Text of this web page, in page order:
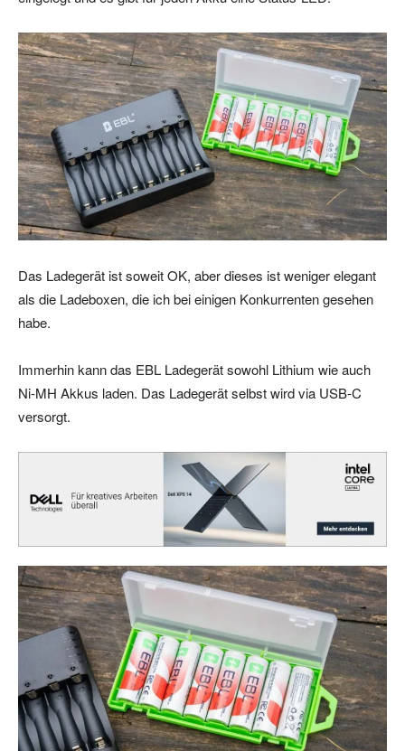
Das Ladegerät ist soweit OK, aber dieses ist weniger elegant
als die Ladeboxen, die ich bei einigen Konkurrenten gesehen
habe.
Immerhin kann das EBL Ladegerät sowohl Lithium wie auch
Ni-MH Akkus laden. Das Ladegerät selbst wird via USB-C
versorgt.